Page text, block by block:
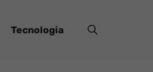
Tecnologia